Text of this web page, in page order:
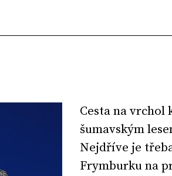
Cesta na vrchol
šumavským
Nejdříve je
Frymburku na